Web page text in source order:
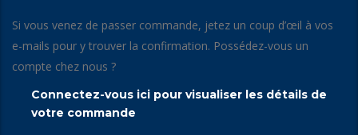
Si vous venez de passer commande, jetez un coup d’œil à vos
e-mails pour y trouver la confirmation. Possédez-vous un
compte chez nous ?
Connectez-vous ici pour visualiser les détails de
votre commande